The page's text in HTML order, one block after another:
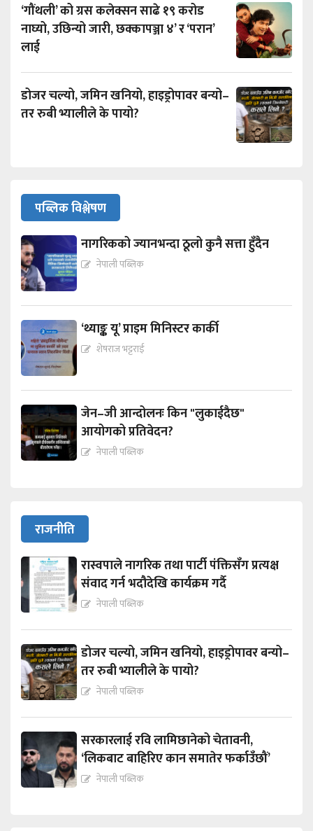
‘गौंथली’ को ग्रस कलेक्सन साढे १९ करोड
नाघ्यो, उछिन्यो जारी, छक्कापञ्जा ४’ र ‘परान’
लाई
डोजर चल्यो, जमिन खनियो, हाइड्रोपावर बन्यो–
तर रुबी भ्यालीले के पायो?
पब्लिक विश्लेषण
नागरिकको ज्यानभन्दा ठूलो कुनै सत्ता हुँदैन
नेपाली पब्लिक
‘थ्याङ्क यू’ प्राइम मिनिस्टर कार्की
शेषराज भट्टराई
जेन–जी आन्दोलनः किन "लुकाईदैछ"
आयोगको प्रतिवेदन?
नेपाली पब्लिक
राजनीति
रास्वपाले नागरिक तथा पार्टी पंक्तिसँग प्रत्यक्ष
संवाद गर्न भदौदेखि कार्यक्रम गर्दै
नेपाली पब्लिक
डोजर चल्यो, जमिन खनियो, हाइड्रोपावर बन्यो–
तर रुबी भ्यालीले के पायो?
नेपाली पब्लिक
सरकारलाई रवि लामिछानेको चेतावनी,
‘लिकबाट बाहिरिए कान समातेर फर्काउँछौं’
नेपाली पब्लिक